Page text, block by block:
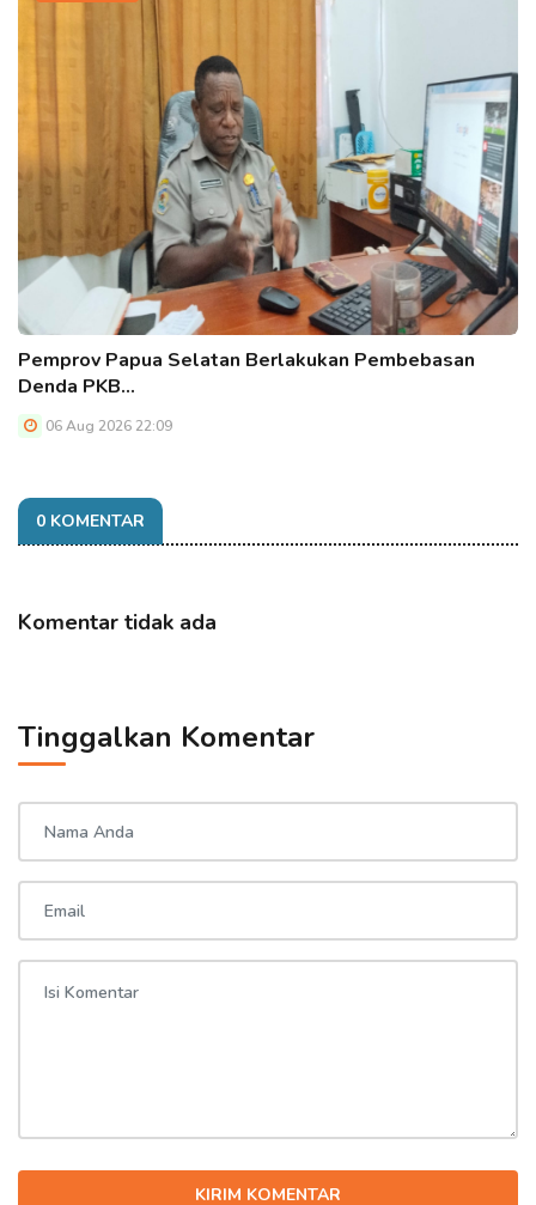
Pemprov Papua Selatan Berlakukan Pembebasan
Denda PKB…
06 Aug 2026 22:09
0 KOMENTAR
Komentar tidak ada
Tinggalkan Komentar
KIRIM KOMENTAR